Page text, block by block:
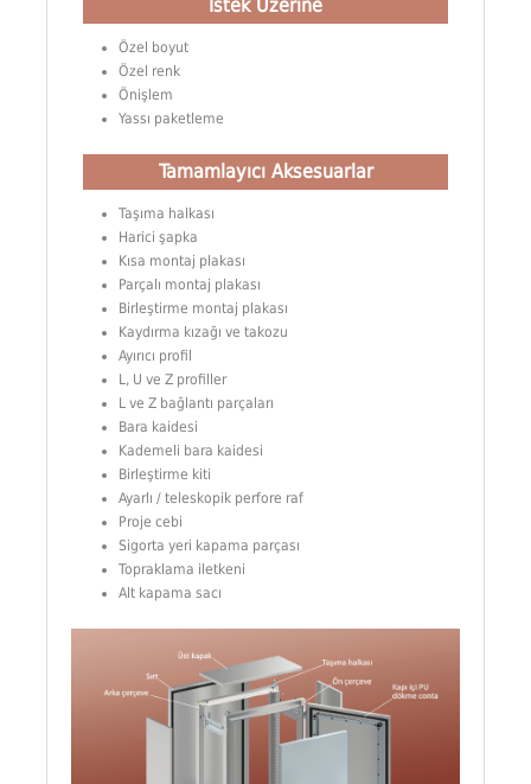
İstek Üzerine
Özel boyut
Özel renk
Önişlem
Yassı paketleme
Tamamlayıcı Aksesuarlar
Taşıma halkası
Harici şapka
Kısa montaj plakası
Parçalı montaj plakası
Birleştirme montaj plakası
Kaydırma kızağı ve takozu
Ayırıcı profil
L, U ve Z profiller
L ve Z bağlantı parçaları
Bara kaidesi
Kademeli bara kaidesi
Birleştirme kiti
Ayarlı / teleskopik perfore raf
Proje cebi
Sigorta yeri kapama parçası
Topraklama iletkeni
Alt kapama sacı